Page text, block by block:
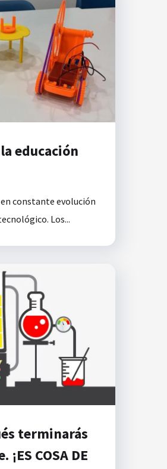
educación
constante evolución
Los...
terminarás
COSA DE